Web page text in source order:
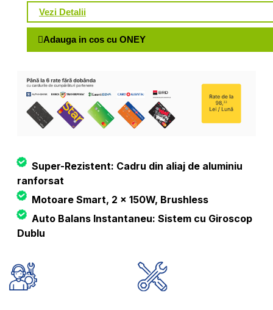
Vezi Detalii
Adauga in cos cu ONEY
Super-Rezistent: Cadru din aliaj de aluminiu
ranforsat
Motoare Smart, 2 x 150W, Brushless
Auto Balans Instantaneu: Sistem cu Giroscop
Dublu